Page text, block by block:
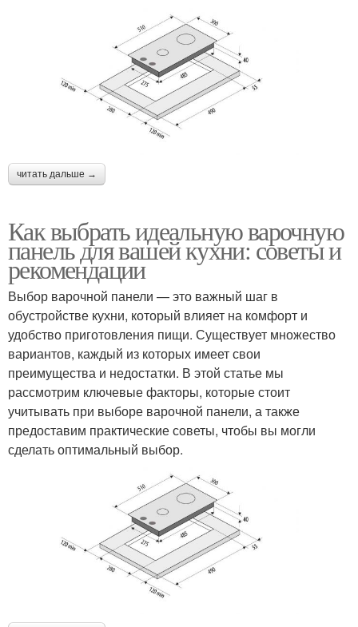
читать дальше →
Как выбрать идеальную варочную
панель для вашей кухни: советы и
рекомендации
Выбор варочной панели — это важный шаг в
обустройстве кухни, который влияет на комфорт и
удобство приготовления пищи. Существует множество
вариантов, каждый из которых имеет свои
преимущества и недостатки. В этой статье мы
рассмотрим ключевые факторы, которые стоит
учитывать при выборе варочной панели, а также
предоставим практические советы, чтобы вы могли
сделать оптимальный выбор.